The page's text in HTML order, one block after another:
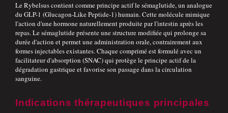
Le Rybelsus contient comme principe actif le sémaglutide, un analogue
du GLP-1 (Glucagon-Like Peptide-1) humain. Cette molécule mimique
l'action d'une hormone naturellement produite par l'intestin après les
repas. Le sémaglutide présente une structure modifiée qui prolonge sa
durée d'action et permet une administration orale, contrairement aux
formes injectables existantes. Chaque comprimé est formulé avec un
facilitateur d'absorption (SNAC) qui protège le principe actif de la
dégradation gastrique et favorise son passage dans la circulation
sanguine.
Indications thérapeutiques principales